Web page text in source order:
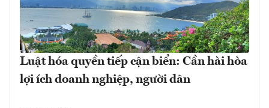
Luật hóa quyền tiếp cận biển: Cần hài hòa
lợi ích doanh nghiệp, người dân